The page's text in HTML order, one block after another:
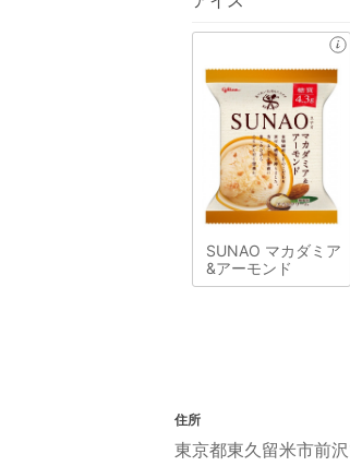
SUNAO マカダミア
&アーモンド
住所
東京都東久留米市前